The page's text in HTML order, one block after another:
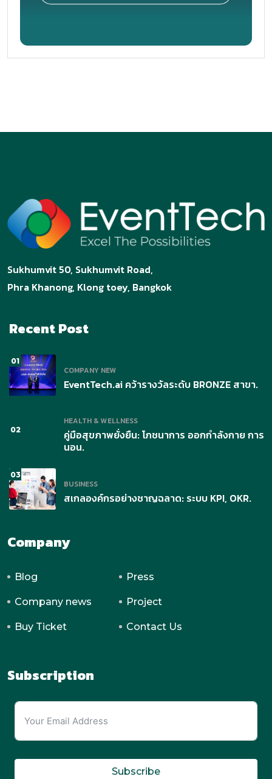
Sukhumvit 50, Sukhumvit Road,
Phra Khanong, Klong toey, Bangkok
Recent Post
01
COMPANY NEW
EventTech.ai คว้ารางวัลระดับ BRONZE สาขา.
02
HEALTH & WELLNESS
คู่มือสุขภาพยั่งยืน: โภชนาการ ออกกำลังกาย การ
นอน.
03
BUSINESS
สเกลองค์กรอย่างชาญฉลาด: ระบบ KPI, OKR.
Company
Blog Press
Company news Project
Buy Ticket Contact Us
Subscription
Subscribe